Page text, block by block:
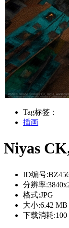
Tag标签：
插画
Niyas
ID编号:
分辨率:
格式:JPG
大小:6.42 MB
下载消耗: